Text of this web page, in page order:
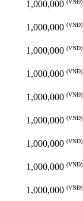
1,000,000 (VNĐ)
1,000,000 (VNĐ)
1,000,000 (VNĐ)
1,000,000 (VNĐ)
1,000,000 (VNĐ)
1,000,000 (VNĐ)
1,000,000 (VNĐ)
1,000,000 (VNĐ)
1,000,000 (VNĐ)